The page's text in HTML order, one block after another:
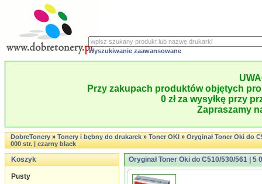
Wyszukiwanie zaawansowane
Przy zakupach produktów objętych
0 zł za wysyłkę przy
Zapraszamy
DobreTonery»Tonery i bębny do drukarek»Toner OKI»Oryginał Toner Oki do
000 str. | czarny black
Koszyk
Pusty
Oryginał Toner Oki do C510/530/561 | 5